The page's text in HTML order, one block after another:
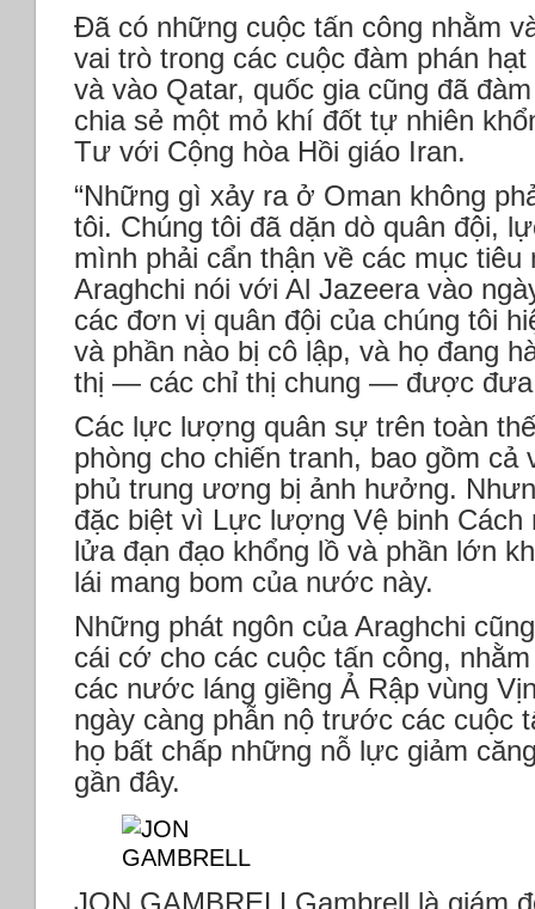
Đã có những cuộc tấn công nhằm
vai trò trong các cuộc đàm phán
và vào Qatar, quốc gia cũng đã
chia sẻ một mỏ khí đốt tự nhiên
Tư với Cộng hòa Hồi giáo Iran.
“Những gì xảy ra ở Oman không
tôi. Chúng tôi đã dặn dò quân đội,
mình phải cẩn thận về các mục tiêu
Araghchi nói với Al Jazeera vào
các đơn vị quân đội của chúng tôi
và phần nào bị cô lập, và họ đang
thị — các chỉ thị chung — được đưa
Các lực lượng quân sự trên toàn
phòng cho chiến tranh, bao gồm cả
phủ trung ương bị ảnh hưởng.
đặc biệt vì Lực lượng Vệ binh Cách
lửa đạn đạo khổng lồ và phần lớn
lái mang bom của nước này.
Những phát ngôn của Araghchi
cái cớ cho các cuộc tấn công,
các nước láng giềng Ả Rập vùng
ngày càng phẫn nộ trước các cuộc
họ bất chấp những nỗ lực giảm
gần đây.